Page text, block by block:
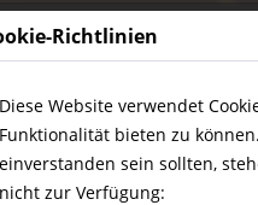
Sport Magazin -
1-52
Richtlinien
Diese Website verwendet
Funktionalität bieten zu
einverstanden sein sollten,
nicht zur Verfügung: